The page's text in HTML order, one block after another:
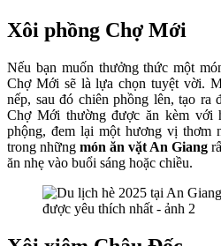
Xôi phồng Chợ Mới
Nếu bạn muốn thưởng thức một
Chợ Mới sẽ là lựa chọn tuyệt vời.
nếp, sau đó chiên phồng lên, tạo
Chợ Mới thường được ăn kèm với
phộng, đem lại một hương vị thơm
trong những món ăn vặt An Giang
ăn nhẹ vào buổi sáng hoặc chiều.